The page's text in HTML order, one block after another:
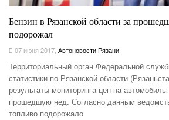
Бензин в Рязанской области за
подорожал
07 июня 2017 Автоновости Рязани
Территориальный орган Федеральной
статистики по Рязанской области
результаты мониторинга цен на
прошедшую нед. Согласно данным
топливо подорожало